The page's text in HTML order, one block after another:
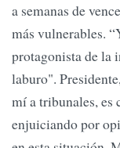
a semanas de
más vulnerables.
protagonista de la
laburo".
mí a tribunales, es
enjuiciando por